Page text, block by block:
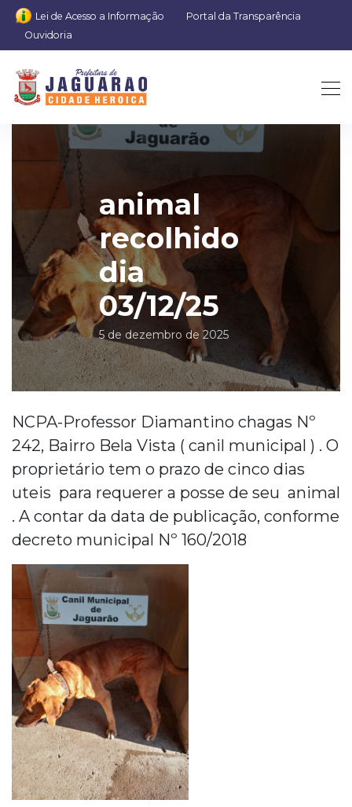
Lei de Acesso a Informação
Portal da Transparência
Ouvidoria
animal
recolhido
dia
03/12/25
5 de dezembro de 2025
NCPA-Professor Diamantino chagas Nº
242, Bairro Bela Vista ( canil municipal ) . O
proprietário tem o prazo de cinco dias
uteis para requerer a posse de seu animal
. A contar da data de publicação, conforme
decreto municipal Nº 160/2018